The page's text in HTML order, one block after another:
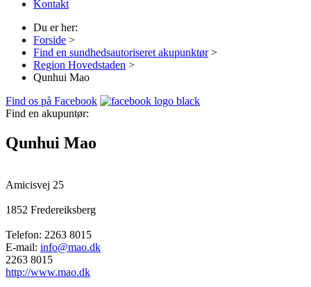
Kontakt
Du er her:
Forside >
Find en sundhedsautoriseret akupunktør >
Region Hovedstaden >
Qunhui Mao
Find os på Facebook
Find en akupuntør:
Qunhui Mao
Amicisvej 25
1852 Fredereiksberg
Telefon: 2263 8015
E-mail: info@mao.dk
2263 8015
http://www.mao.dk